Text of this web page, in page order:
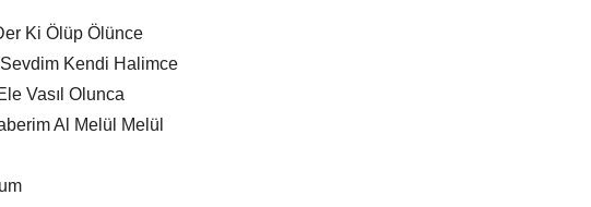
Ki Ölüp Ölünce
Kendi Halimce
Vasıl Olunca
Al Melül Melül